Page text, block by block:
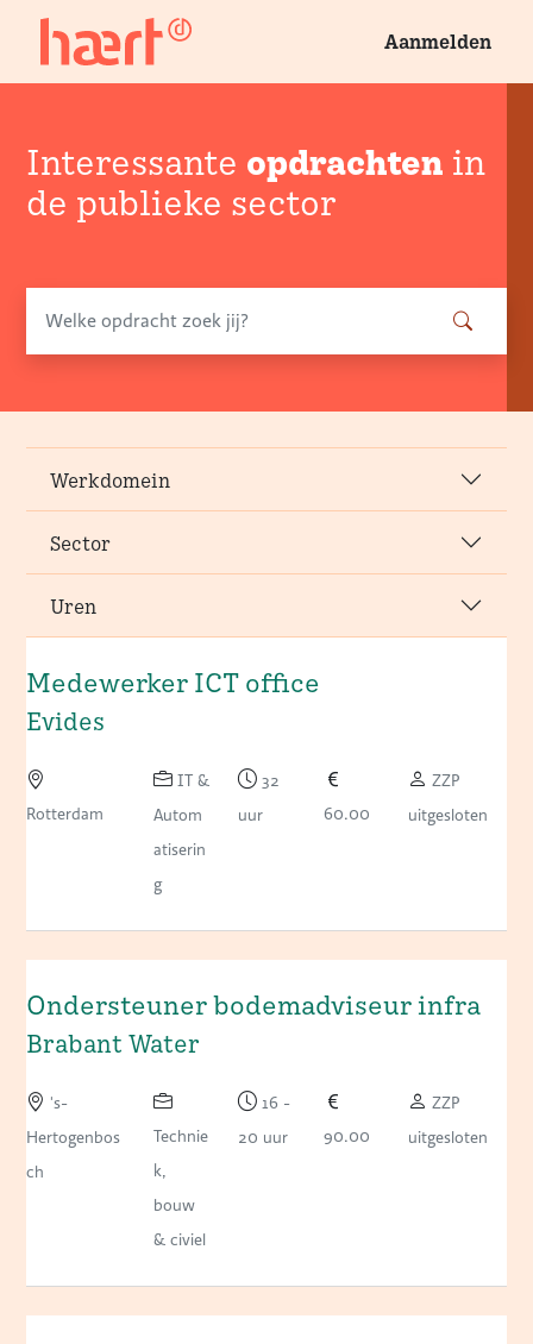
Aanmelden
Interessante opdrachten in
de publieke sector
Werkdomein
Sector
Uren
Medewerker ICT office
Evides
Rotterdam
IT &
Autom
atiserin
g
32
uur
60.00
ZZP
uitgesloten
Ondersteuner bodemadviseur infra
Brabant Water
's-
Hertogenbos
ch
Technie
k,
bouw
& civiel
16 -
20 uur
90.00
ZZP
uitgesloten